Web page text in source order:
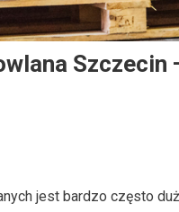
Szczecin
jest bardzo często